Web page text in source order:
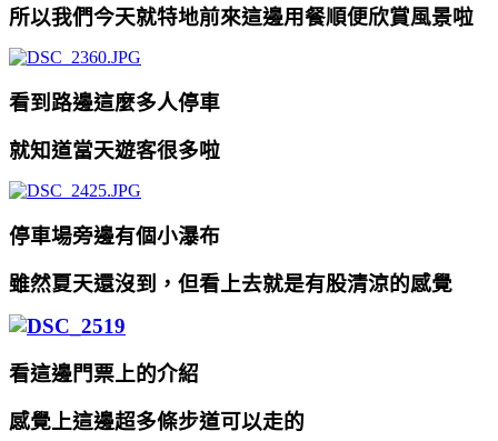
所以我們今天就特地前來這邊用餐順便欣賞風景啦
看到路邊這麼多人停車
就知道當天遊客很多啦
停車場旁邊有個小瀑布
雖然夏天還沒到，但看上去就是有股清涼的感覺
看這邊門票上的介紹
感覺上這邊超多條步道可以走的